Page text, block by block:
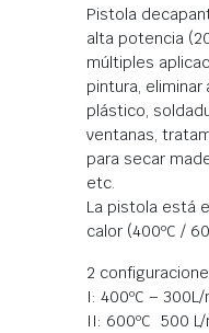
Pistola
alta potencia
múltiples
pintura,
plástico,
ventanas,
para secar
etc.
La pistola está
calor (400ºC /
2
I: 400ºC – 300L/
II: 600ºC  500